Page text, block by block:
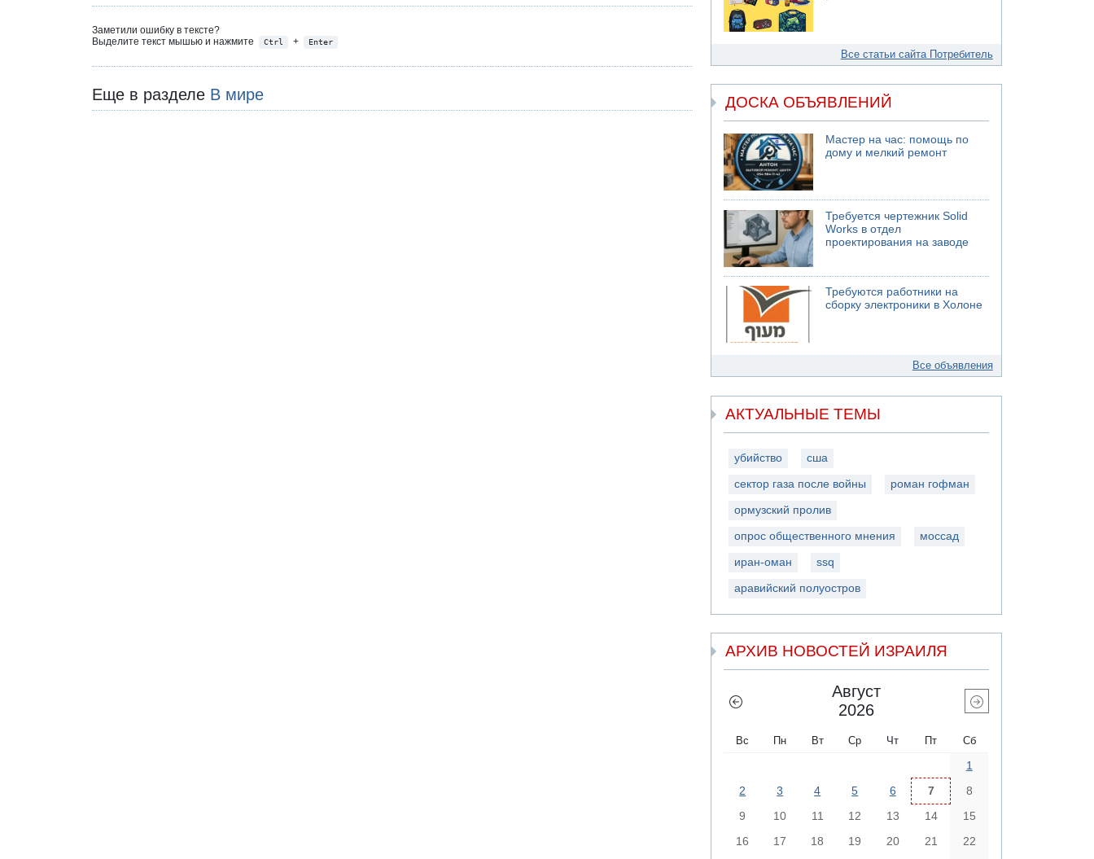
Заметили ошибку в тексте?
Выделите текст мышью и нажмите
Ctrl + Enter
Еще в разделе В мире
Все статьи сайта Потребитель
ДОСКА ОБЪЯВЛЕНИЙ
Мастер на час: помощь по
дому и мелкий ремонт
Требуется чертежник Solid
Works в отдел
проектирования на заводе
Требуются работники на
сборку электроники в Холоне
Все объявления
АКТУАЛЬНЫЕ ТЕМЫ
убийство сша
сектор газа после войны роман гофман
ормузский пролив
опрос общественного мнения моссад
иран-оман ssq
аравийский полуостров
АРХИВ НОВОСТЕЙ ИЗРАИЛЯ
Август
2026
Вс Пн Вт Ср Чт Пт Сб
1
2
3 4 5 6 7
8
9
10 11 12 13 14
15
16
17 18 19 20 21 22